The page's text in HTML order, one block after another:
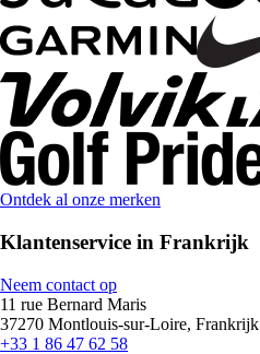
Ontdek al onze merken
Klantenservice in Frankrijk
Neem contact op
11 rue Bernard Maris
37270 Montlouis-sur-Loire, Frankrijk
+33 1 86 47 62 58